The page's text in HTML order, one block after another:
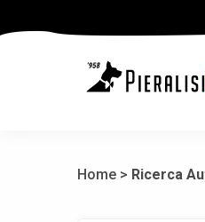
Home > Ricerca